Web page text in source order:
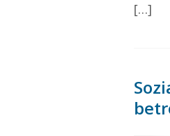
[…]